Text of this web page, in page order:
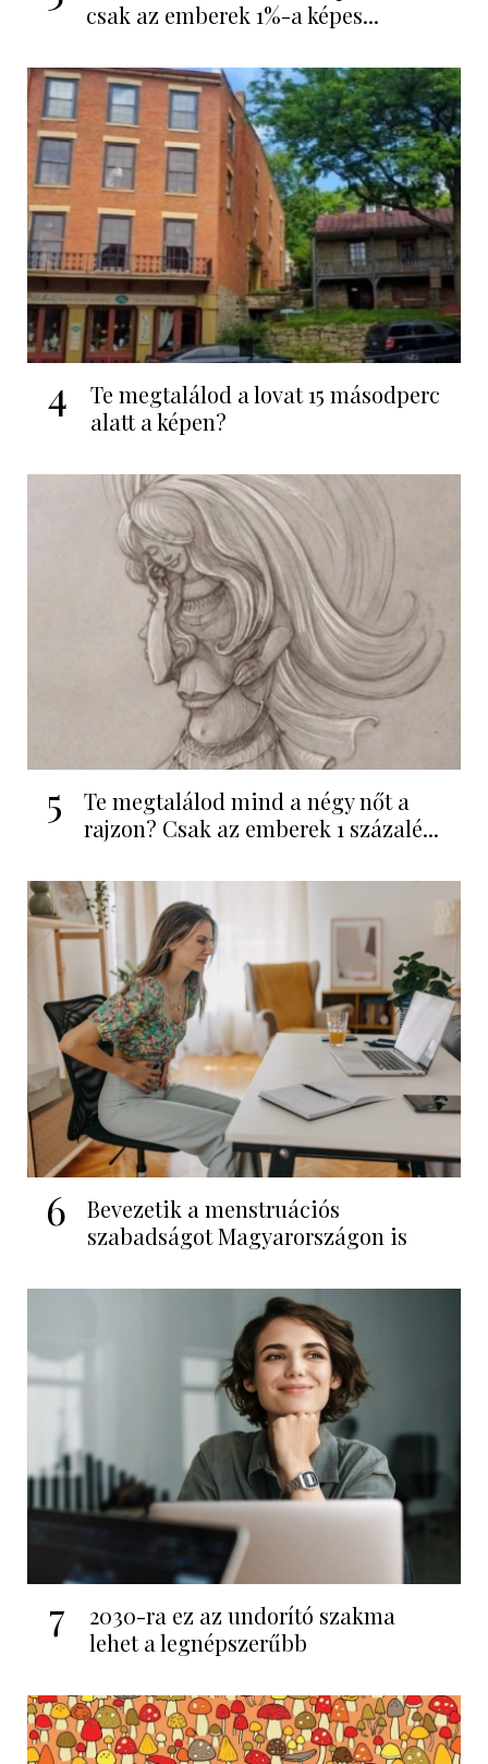
csak az emberek 1%-a képes...
4
Te megtalálod a lovat 15 másodperc
alatt a képen?
5
Te megtalálod mind a négy nőt a
rajzon? Csak az emberek 1 százalé...
6
Bevezetik a menstruációs
szabadságot Magyarországon is
7
2030-ra ez az undorító szakma
lehet a legnépszerűbb